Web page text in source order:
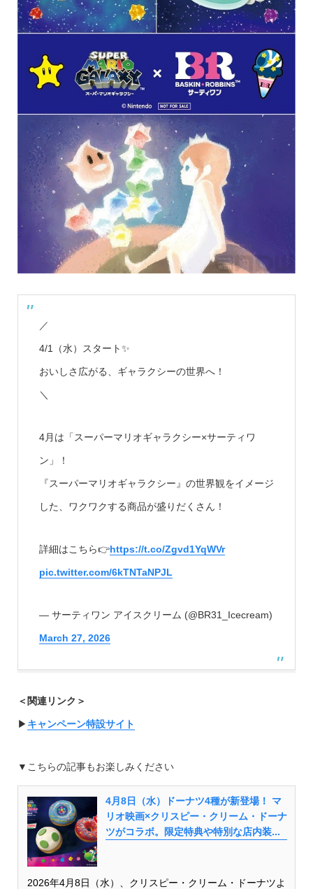
／
4/1（水）スタート✨
おいしさ広がる、ギャラクシーの世界へ！
＼
4月は「スーパーマリオギャラクシー×サーティワ
ン」！
『スーパーマリオギャラクシー』の世界観をイメージ
した、ワクワクする商品が盛りだくさん！
詳細はこちら👉https://t.co/Zgvd1YqWVr
pic.twitter.com/6kTNTaNPJL
— サーティワン アイスクリーム (@BR31_Icecream)
March 27, 2026
＜関連リンク＞
▶︎ キャンペーン特設サイト
▼こちらの記事もお楽しみください
4月8日（水）ドーナツ4種が新登場！ マ
リオ映画×クリスピー・クリーム・ドーナ
ツがコラボ。限定特典や特別な店内装...
2026年4月8日（水）、クリスピー・クリーム・ドーナツよ